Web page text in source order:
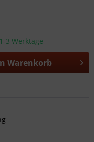
3 Werktage
Warenkorb